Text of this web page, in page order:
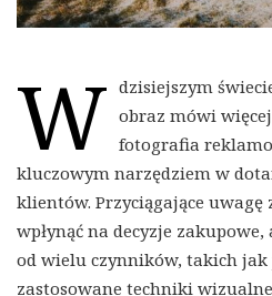
W dzisiejszym
obraz mówi
fotografia
kluczowym narzędziem w
klientów. Przyciągające uwagę
wpłynąć na decyzje
od wielu czynników, takich jak
zastosowane techniki